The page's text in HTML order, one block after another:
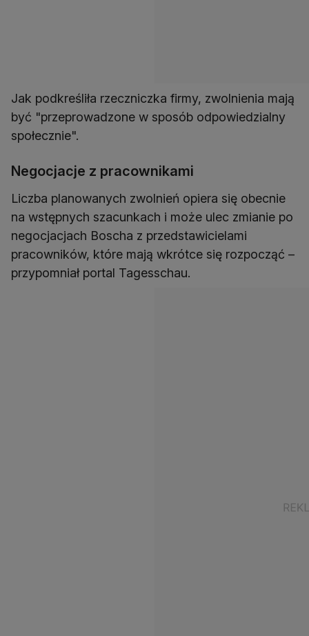
Jak podkreśliła rzeczniczka firmy, zwolnienia mają
być "przeprowadzone w sposób odpowiedzialny
społecznie".
Negocjacje z pracownikami
Liczba planowanych zwolnień opiera się obecnie
na wstępnych szacunkach i może ulec zmianie po
negocjacjach Boscha z przedstawicielami
pracowników, które mają wkrótce się rozpocząć –
przypomniał portal Tagesschau.